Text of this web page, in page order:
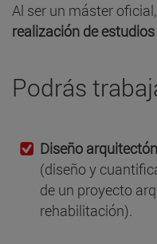
Al ser un máster
realización de
Podrás
Diseño
(diseño y
de un proyecto
rehabilitación).